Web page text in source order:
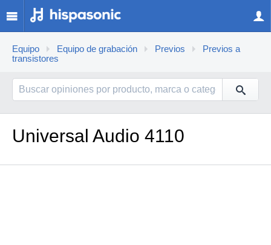
Equipo Equipo de grabación Previos
Previos a
transistores
Universal Audio 4110